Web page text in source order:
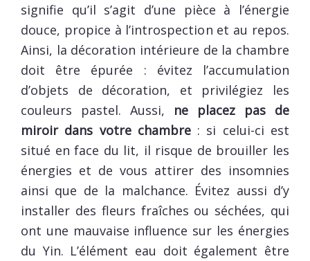
signifie qu’il s’agit d’une pièce à l’énergie
douce, propice à l’introspection et au repos.
Ainsi, la décoration intérieure de la chambre
doit être épurée : évitez l’accumulation
d’objets de décoration, et privilégiez les
couleurs pastel. Aussi, ne placez pas de
miroir dans votre chambre: si celui-ci est
situé en face du lit, il risque de brouiller les
énergies et de vous attirer des insomnies
ainsi que de la malchance. Évitez aussi d’y
installer des fleurs fraîches ou séchées, qui
ont une mauvaise influence sur les énergies
du Yin. L’élément eau doit également être